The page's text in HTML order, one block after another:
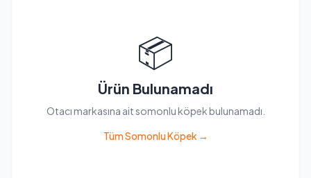
📦
Ürün Bulunamadı
Otacı markasına ait somonlu köpek bulunamadı.
Tüm Somonlu Köpek →